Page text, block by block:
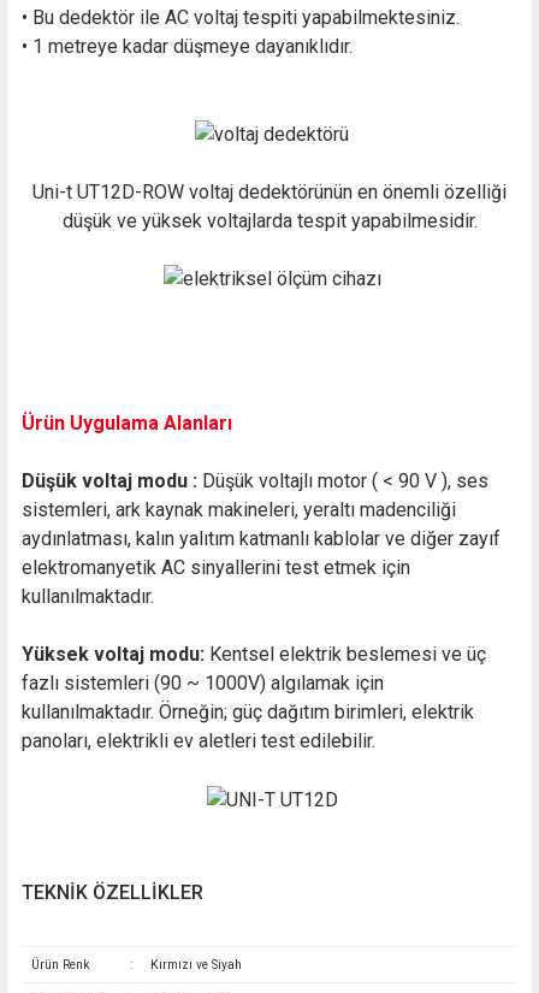
• Bu dedektör ile AC voltaj tespiti yapabilmektesiniz.
• 1 metreye kadar düşmeye dayanıklıdır.
Uni-t UT12D-ROW voltaj dedektörünün en önemli özelliği
düşük ve yüksek voltajlarda tespit yapabilmesidir.
Ürün Uygulama Alanları
Düşük voltaj modu : Düşük voltajlı motor ( < 90 V ), ses
sistemleri, ark kaynak makineleri, yeraltı madenciliği
aydınlatması, kalın yalıtım katmanlı kablolar ve diğer zayıf
elektromanyetik AC sinyallerini test etmek için
kullanılmaktadır.
Yüksek voltaj modu: Kentsel elektrik beslemesi ve üç
fazlı sistemleri (90 ~ 1000V) algılamak için
kullanılmaktadır. Örneğin; güç dağıtım birimleri, elektrik
panoları, elektrikli ev aletleri test edilebilir.
TEKNİK ÖZELLİKLER
Ürün Renk : Kırmızı ve Siyah